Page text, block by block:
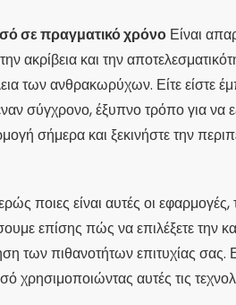
σε πραγματικό χρόνο Είναι
ακρίβεια και την
των ανθρακωρύχων. Είτε είστε
σύγχρονο, έξυπνο τρόπο για να
σήμερα και ξεκινήστε την
ποιες είναι αυτές οι εφαρμογές,
επίσης πώς να επιλέξετε την
των πιθανοτήτων επιτυχίας
αυτές τις